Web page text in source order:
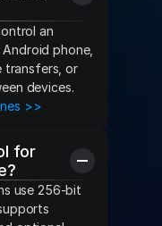
an
phone,
transfers, or
devices.
>>
for
use 256-bit